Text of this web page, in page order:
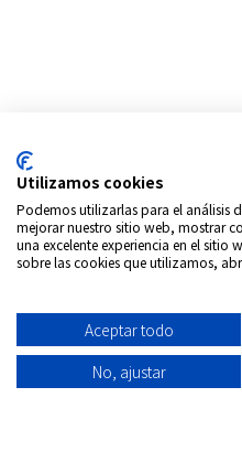
Síguenos
Todos los
Política deInformaciónAviso
Utilizamos cookies
Podemos utilizarlas para el análisis
mejorar nuestro sitio web, mostrar
una excelente experiencia en el sitio
sobre las cookies que utilizamos,
Aceptar todo
No, ajustar